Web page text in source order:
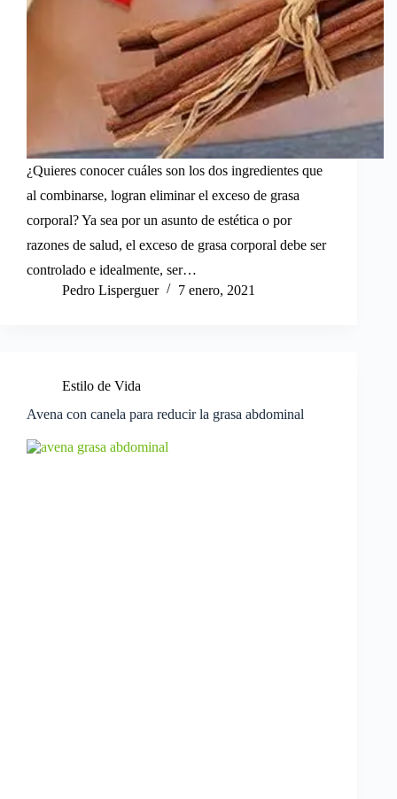
¿Quieres conocer cuáles son los dos ingredientes que
al combinarse, logran eliminar el exceso de grasa
corporal? Ya sea por un asunto de estética o por
razones de salud, el exceso de grasa corporal debe ser
controlado e idealmente, ser…
Pedro Lisperguer
7 enero, 2021
Estilo de Vida
Avena con canela para reducir la grasa abdominal